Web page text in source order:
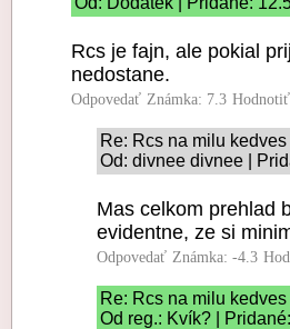
Rcs je fajn, ale pokial
nedostane.
Odpovedať Známka: 7.3
Re: Rcs na milu kedves
Od: divnee divnee |
Mas celkom prehlad
evidentne, ze si
Odpovedať Známka: -4.3
Re: Rcs na milu kedves
Od reg.: Kvík? |